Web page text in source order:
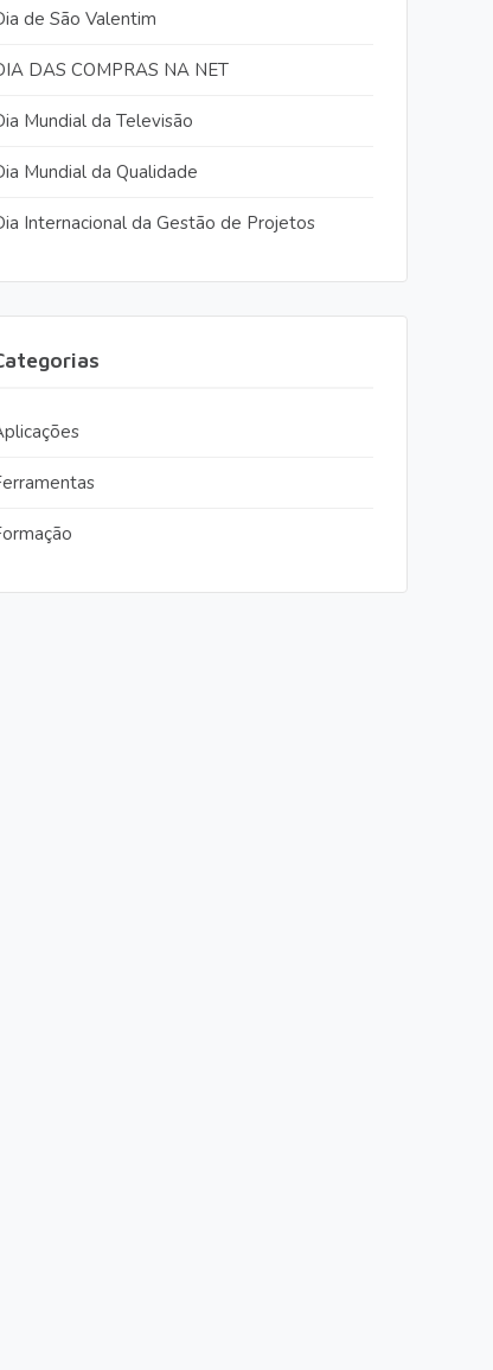
de São Valentim
DAS COMPRAS NA NET
Mundial da Televisão
Mundial da Qualidade
Internacional da Gestão de Projetos